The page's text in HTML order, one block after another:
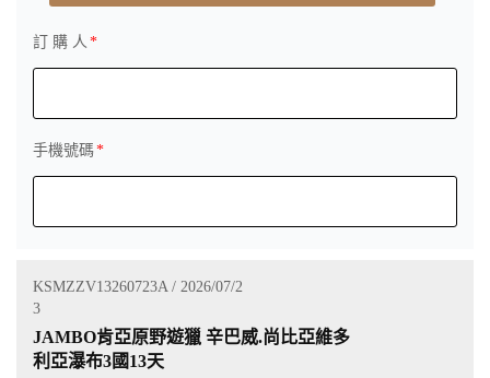
訂 購 人
手機號碼
KSMZZV13260723A / 2026/07/2
3
JAMBO肯亞原野遊獵 辛巴威.尚比亞維多
利亞瀑布3國13天